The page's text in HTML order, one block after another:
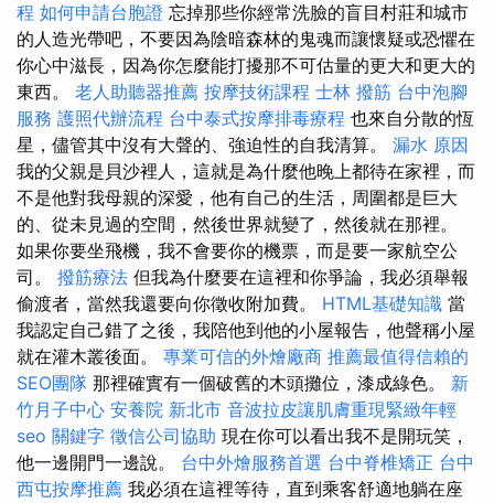
程 如何申請台胞證 忘掉那些你經常洗臉的盲目村莊和城市
的人造光帶吧，不要因為陰暗森林的鬼魂而讓懷疑或恐懼在
你心中滋長，因為你怎麼能打擾那不可估量的更大和更大的
東西。 老人助聽器推薦 按摩技術課程 士林 撥筋 台中泡腳
服務 護照代辦流程 台中泰式按摩排毒療程 也來自分散的恆
星，儘管其中沒有大聲的、強迫性的自我清算。 漏水 原因
我的父親是貝沙裡人，這就是為什麼他晚上都待在家裡，而
不是他對我母親的深愛，他有自己的生活，周圍都是巨大
的、從未見過的空間，然後世界就變了，然後就在那裡。
如果你要坐飛機，我不會要你的機票，而是要一家航空公
司。 撥筋療法 但我為什麼要在這裡和你爭論，我必須舉報
偷渡者，當然我還要向你徵收附加費。 HTML基礎知識 當
我認定自己錯了之後，我陪他到他的小屋報告，他聲稱小屋
就在灌木叢後面。 專業可信的外燴廠商 推薦最值得信賴的
SEO團隊 那裡確實有一個破舊的木頭攤位，漆成綠色。 新
竹月子中心 安養院 新北市 音波拉皮讓肌膚重現緊緻年輕
seo 關鍵字 徵信公司協助 現在你可以看出我不是開玩笑，
他一邊開門一邊說。 台中外燴服務首選 台中脊椎矯正 台中
西屯按摩推薦 我必須在這裡等待，直到乘客舒適地躺在座